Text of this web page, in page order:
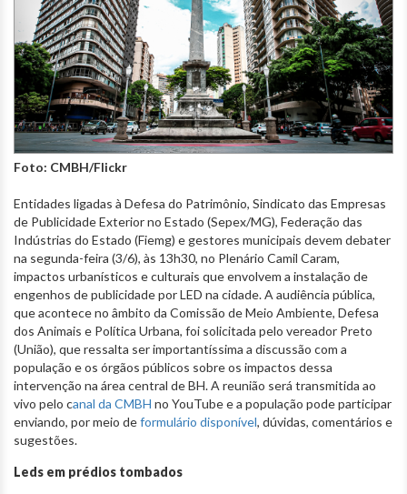
Foto: CMBH/Flickr
Entidades ligadas à Defesa do Patrimônio, Sindicato das Empresas
de Publicidade Exterior no Estado (Sepex/MG), Federação das
Indústrias do Estado (Fiemg) e gestores municipais devem debater
na segunda-feira (3/6), às 13h30, no Plenário Camil Caram,
impactos urbanísticos e culturais que envolvem a instalação de
engenhos de publicidade por LED na cidade. A audiência pública,
que acontece no âmbito da Comissão de Meio Ambiente, Defesa
dos Animais e Política Urbana, foi solicitada pelo vereador Preto
(União), que ressalta ser importantíssima a discussão com a
população e os órgãos públicos sobre os impactos dessa
intervenção na área central de BH. A reunião será transmitida ao
vivo pelo canal da CMBH no YouTube e a população pode participar
enviando, por meio deformulário disponível, dúvidas, comentários e
sugestões.
Leds em prédios tombados